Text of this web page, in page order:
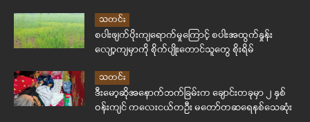
သတင်း
စပါးဖျက်ပိုးကျရောက်မှုကြောင့် စပါးအထွက်နှုန်း
လျော့ကျမှာကို စိုက်ပျိုးတောင်သူတွေ စိုးရိမ်
သတင်း
ဒီးမော့ဆိုအနောက်ဘက်ခြမ်းက ချောင်းတခုမှာ ၂ နှစ်
ဝန်းကျင် ကလေးငယ်တဦး မတော်တဆရေနစ်သေဆုံး